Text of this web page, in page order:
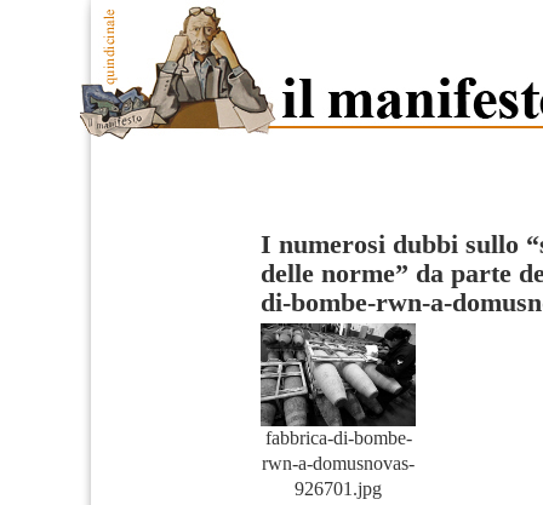
I numerosi dubbi sullo
delle norme” da parte
di-bombe-rwn-a-
fabbrica-di-bombe-
rwn-a-domusnovas-
926701.jpg